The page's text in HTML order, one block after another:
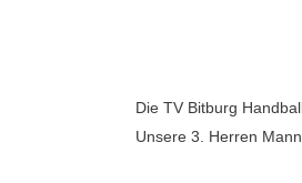
Die TV Bitburg
Unsere 3. Herren